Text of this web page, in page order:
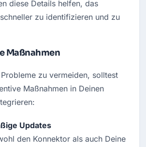
diese Details helfen, das
zu identifizieren und zu
Maßnahmen
zu vermeiden, solltest
Maßnahmen in Deinen
Updates
den Konnektor als auch Deine